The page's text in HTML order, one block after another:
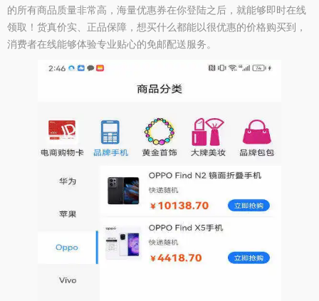
的所有商品质量非常高，海量优惠券在你登陆之后，就能够即时在线
领取！货真价实、正品保障，想买什么都能以很优惠的价格购买到，
消费者在线能够体验专业贴心的免邮配送服务。